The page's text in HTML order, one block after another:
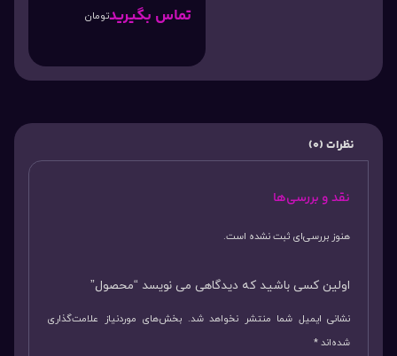
تماس بگیریدتومان
نظرات (0)
نقد و بررسی‌ها
هنوز بررسی‌ای ثبت نشده است.
اولین کسی باشید که دیدگاهی می نویسد “محصول”
نشانی ایمیل شما منتشر نخواهد شد. بخش‌های موردنیاز علامت‌گذاری
شده‌اند*